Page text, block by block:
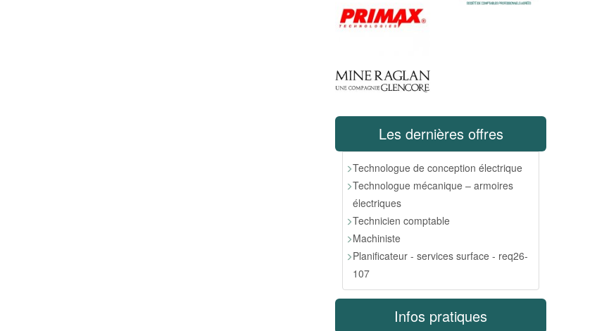
Les dernières offres
Technologue de conception électrique
Technologue mécanique – armoires
électriques
Technicien comptable
Machiniste
Planificateur - services surface - req26-
107
Infos pratiques